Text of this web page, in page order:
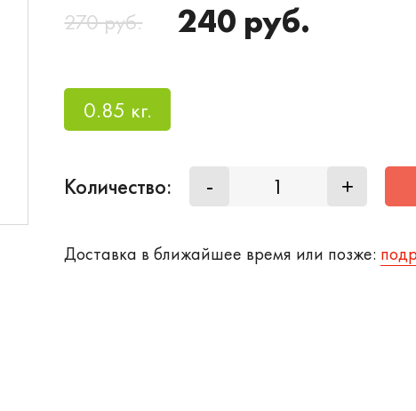
270 руб. 240 руб.
0.85 кг.
Количество: - +
Доставка в ближайшее время или позже: